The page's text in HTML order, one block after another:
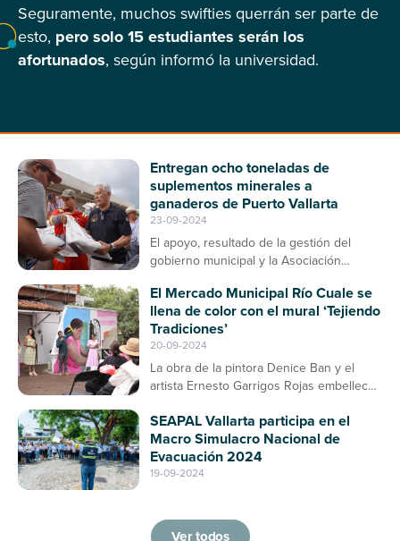
Seguramente, muchos swifties querrán ser parte de
esto, pero solo 15 estudiantes serán los
afortunados, según informó la universidad.
Entregan ocho toneladas de
suplementos minerales a
ganaderos de Puerto Vallarta
23-09-2024
El apoyo, resultado de la gestión del
gobierno municipal y la Asociación
enfermedades en el ganado bovino
El Mercado Municipal Río Cuale se
llena de color con el mural ‘Tejiendo
Tradiciones’
20-09-2024
La obra de la pintora Denice Ban y el
artista Ernesto Garrigos Rojas embellece
como un espacio de arte y cultura en
Puerto Vallarta
SEAPAL Vallarta participa en el
Macro Simulacro Nacional de
Evacuación 2024
19-09-2024
Ver todos